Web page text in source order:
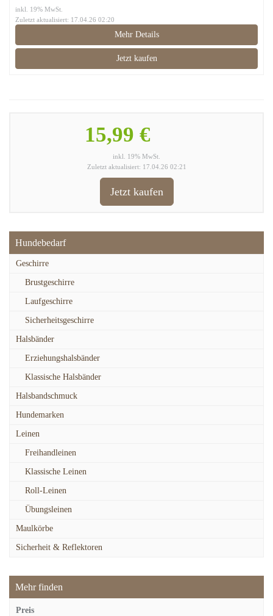
inkl. 19% MwSt.
Zuletzt aktualisiert: 17.04.26 02:20
Mehr Details
Jetzt kaufen
15,99 €
inkl. 19% MwSt.
Zuletzt aktualisiert: 17.04.26 02:21
Jetzt kaufen
Hundebedarf
Geschirre
Brustgeschirre
Laufgeschirre
Sicherheitsgeschirre
Halsbänder
Erziehungshalsbänder
Klassische Halsbänder
Halsbandschmuck
Hundemarken
Leinen
Freihandleinen
Klassische Leinen
Roll-Leinen
Übungsleinen
Maulkörbe
Sicherheit & Reflektoren
Mehr finden
Preis